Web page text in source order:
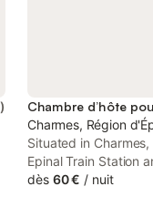
)
Charmes, Région
Situated in
Epinal Train Station
Train Station,
dès 60 € / nuit